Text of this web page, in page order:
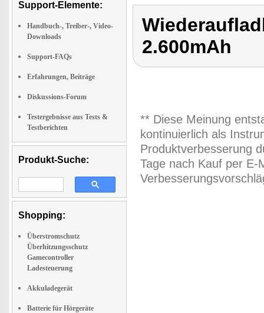
Support-Elemente:
Handbuch-, Treiber-, Video-
Downloads
Support-FAQs
Erfahrungen, Beiträge
Diskussions-Forum
Testergebnisse aus Tests &
Testberichten
Produkt-Suche:
Shopping:
Überstromschutz
Überhitzungsschutz
Gamecontroller
Ladesteuerung
Akkuladegerät
Batterie für Hörgeräte
2.600mAh
** Diese Meinung
kontinuierlich als
Produktverbesserung
Tage nach Kauf per E-